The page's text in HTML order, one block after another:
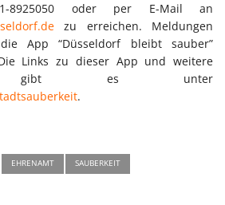
8925050 oder per E-Mail an
zu erreichen. Meldungen
App “Düsseldorf bleibt sauber”
Links zu dieser App und weitere
gibt es unter
.
EHRENAMT
SAUBERKEIT